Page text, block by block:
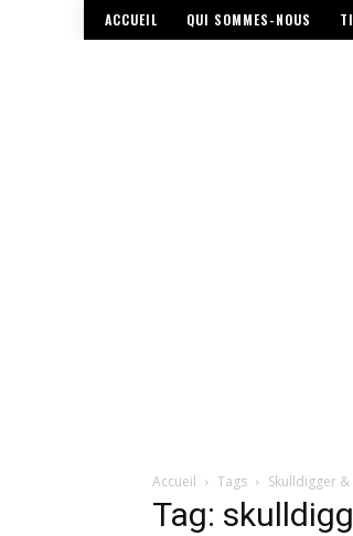
ACCUEIL QUI SOMMES-NOUS
Accueil Tags Skulldigger
Tag: